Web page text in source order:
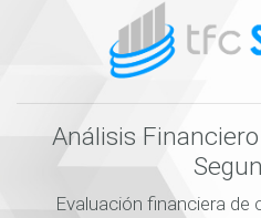
Análisis
Evaluación financiera de